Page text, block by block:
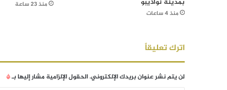
بمدينة نواذيبو
منذ 4 ساعات
منذ 23 ساعة
اترك تعليقاً
لن يتم نشر عنوان بريدك الإلكتروني.الحقول الإلزامية مشار إليها بـ*